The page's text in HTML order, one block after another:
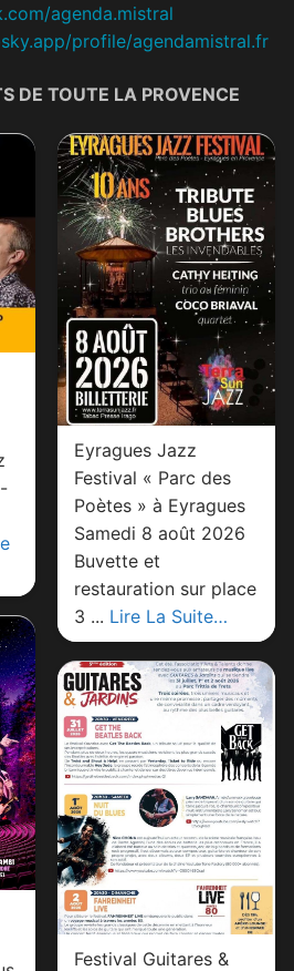
agenda.mistral
profile/agendamistral.fr
DE TOUTE LA PROVENCE
Eyragues Jazz
Festival « Parc des
Poètes » à Eyragues
Samedi 8 août 2026
Buvette et
restauration sur place
3 ... Lire La Suite…
Festival Guitares &